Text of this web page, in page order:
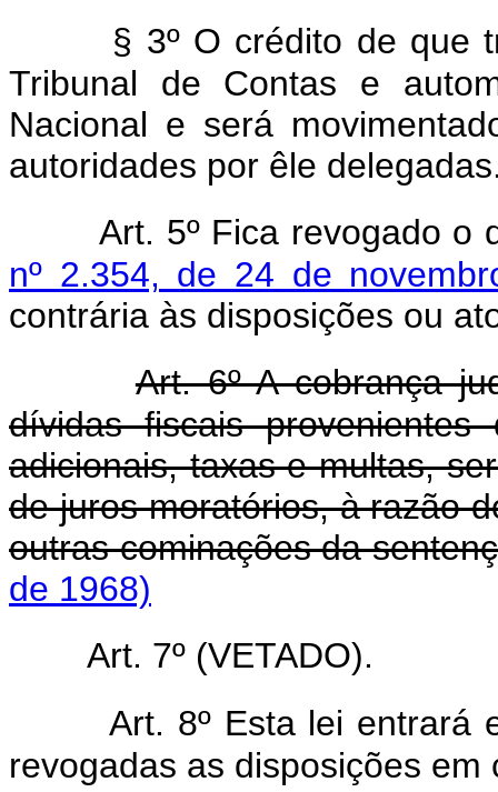
§ 3º O crédito de que
Tribunal de Contas e
Nacional e será
autoridades por êle
Art. 5º Fica revogado o
nº 2.354, de 24 de
contrária às disposições ou
Art. 6º A cobrança
dívidas fiscais
adicionais, taxas e multas,
de juros moratórios, à razão
outras cominações da
de 1968)
Art. 7º (VETADO).
Art. 8º Esta lei entrará
revogadas as disposições em